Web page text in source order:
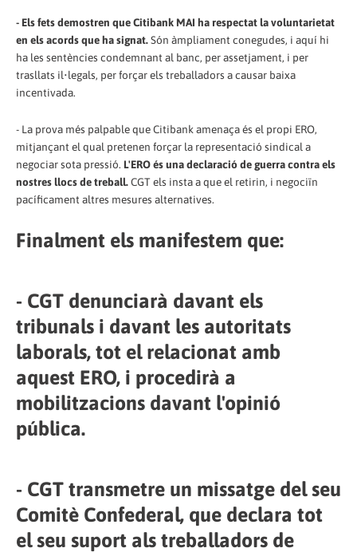
- Els fets demostren que Citibank MAI ha respectat la voluntarietat
en els acords que ha signat.Són àmpliament conegudes, i aquí hi
ha les sentències condemnant al banc, per assetjament, i per
trasllats il•legals, per forçar els treballadors a causar baixa
incentivada.
- La prova més palpable que Citibank amenaça és el propi ERO,
mitjançant el qual pretenen forçar la representació sindical a
negociar sota pressió. L'ERO és una declaració de guerra contra els
nostres llocs de treball.CGT els insta a que el retirin, i negociïn
pacíficament altres mesures alternatives.
Finalment els manifestem que:
- CGT denunciarà davant els
tribunals i davant les autoritats
laborals, tot el relacionat amb
aquest ERO, i procedirà a
mobilitzacions davant l'opinió
pública.
- CGT transmetre un missatge del seu
Comitè Confederal, que declara tot
el seu suport als treballadors de